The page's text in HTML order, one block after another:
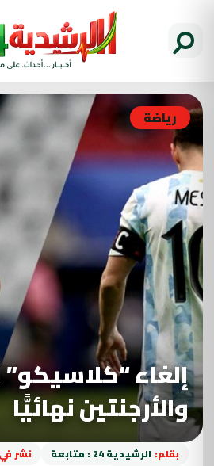
رياضة
إلغاء “كلاسيكو”
والأرجنتين نهائيًّا
بقلم: الرشيدية 24 : متابعة نشر